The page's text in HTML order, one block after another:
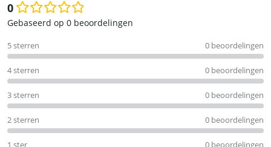
0
Waardering
uit
5
Gebaseerd op 0 beoordelingen
5 sterren 0 beoordelingen
4 sterren 0 beoordelingen
3 sterren 0 beoordelingen
2 sterren 0 beoordelingen